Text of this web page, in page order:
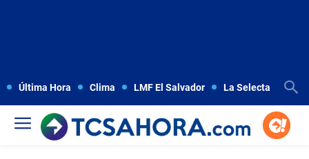
Última Hora Clima LMF El Salvador La Selecta